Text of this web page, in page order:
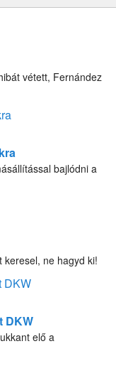
vétett, Fernández
bajlódni a
keresel, ne hagyd ki!
DKW
elő a